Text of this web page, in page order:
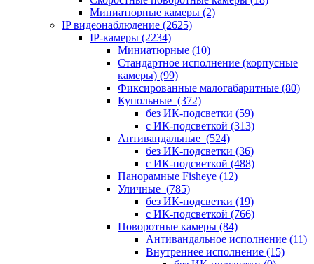
Миниатюрные камеры (2)
IP видеонаблюдение (2625)
IP-камеры (2234)
Миниатюрные (10)
Стандартное исполнение (корпусные
камеры) (99)
Фиксированные малогабаритные (80)
Купольные (372)
без ИК-подсветки (59)
с ИК-подсветкой (313)
Антивандальные (524)
без ИК-подсветки (36)
с ИК-подсветкой (488)
Панорамные Fisheye (12)
Уличные (785)
без ИК-подсветки (19)
с ИК-подсветкой (766)
Поворотные камеры (84)
Антивандальное исполнение (11)
Внутреннее исполнение (15)